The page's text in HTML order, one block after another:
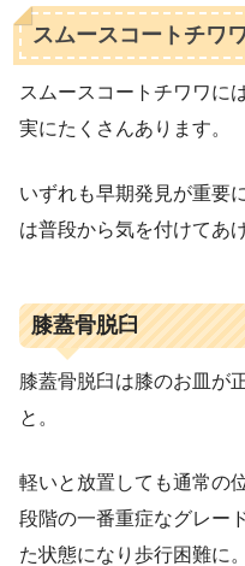
スムースコートチワ
スムースコートチワワに
実にたくさんあります。
いずれも早期発見が重要
は普段から気を付けてあ
膝蓋骨脱臼
膝蓋骨脱臼は膝のお皿が
と。
軽いと放置しても通常の
段階の一番重症なグレー
た状態になり歩行困難に。